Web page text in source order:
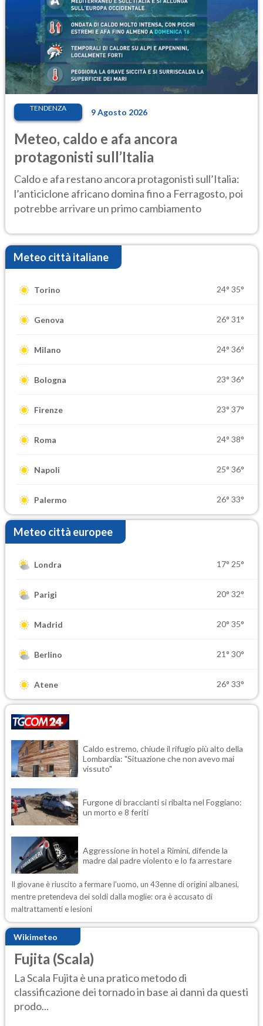
TENDENZA 9 Agosto 2026
Meteo, caldo e afa ancora
protagonisti sull’Italia
Caldo e afa restano ancora protagonisti sull’Italia:
l’anticiclone africano domina fino a Ferragosto, poi
potrebbe arrivare un primo cambiamento
Meteo città italiane
Torino 24° 35°
Genova 26° 31°
Milano 24° 36°
Bologna 23° 36°
Firenze 23° 37°
Roma 24° 38°
Napoli 25° 36°
Palermo 26° 33°
Meteo città europee
Londra 17° 25°
Parigi 20° 32°
Madrid 20° 35°
Berlino 21° 30°
Atene 26° 33°
Caldo estremo, chiude il rifugio più alto della
Lombardia: "Situazione che non avevo mai
vissuto"
Furgone di braccianti si ribalta nel Foggiano:
un morto e 8 feriti
Aggressione in hotel a Rimini, difende la
madre dal padre violento e lo fa arrestare
Il giovane è riuscito a fermare l'uomo, un 43enne di origini albanesi,
mentre pretendeva dei soldi dalla moglie: ora è accusato di
maltrattamenti e lesioni
Wikimeteo
Fujita (Scala)
La Scala Fujita è una pratico metodo di
classificazione dei tornado in base ai danni da questi
prodo...